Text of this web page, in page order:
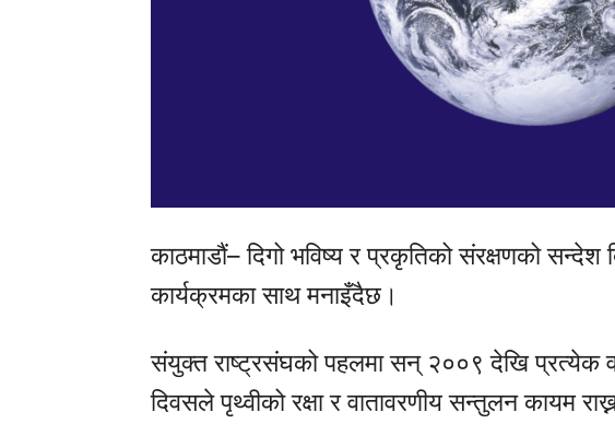
काठमाडौं– दिगो भविष्य र प्रकृतिको संरक्षणको सन्देश
कार्यक्रमका साथ मनाइँदैछ।
संयुक्त राष्ट्रसंघको पहलमा सन् २००९ देखि प्रत्येक
दिवसले पृथ्वीको रक्षा र वातावरणीय सन्तुलन कायम